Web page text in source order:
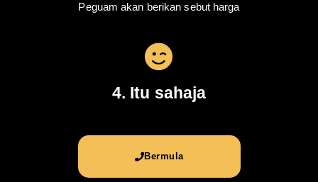
Peguam akan berikan sebut harga
4. Itu sahaja
Bermula